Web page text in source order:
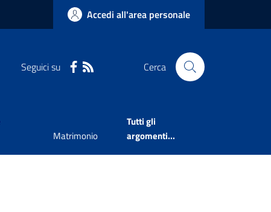
Accedi all'area personale
Seguici su Cerca
Matrimonio
Tutti gli
argomenti...